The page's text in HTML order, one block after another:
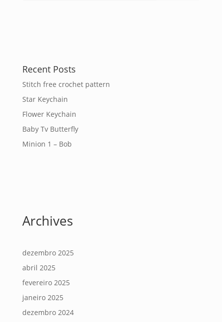
Recent Posts
Stitch free crochet pattern
Star Keychain
Flower Keychain
Baby Tv Butterfly
Minion 1 – Bob
Archives
dezembro 2025
abril 2025
fevereiro 2025
janeiro 2025
dezembro 2024